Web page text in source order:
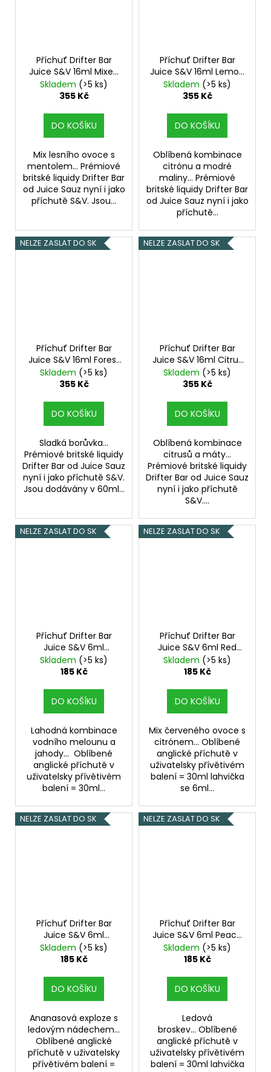
Příchuť Drifter Bar
Juice S&V 16ml Mixed
Berry Menthol
Skladem (>5 ks)
355 Kč
DO KOŠÍKU
Mix lesního ovoce s
mentolem... Prémiové
britské liquidy Drifter Bar
od Juice Sauz nyní i jako
příchutě S&V. Jsou...
Příchuť Drifter Bar
Juice S&V 16ml Lemon
and Blue Raspberry
Skladem (>5 ks)
355 Kč
DO KOŠÍKU
Oblíbená kombinace
citrónu a modré
maliny... Prémiové
britské liquidy Drifter Bar
od Juice Sauz nyní i jako
příchutě...
NELZE ZASLAT DO SK
Příchuť Drifter Bar
Juice S&V 16ml Forest
Blueberry
Skladem (>5 ks)
355 Kč
DO KOŠÍKU
Sladká borůvka...
Prémiové britské liquidy
Drifter Bar od Juice Sauz
nyní i jako příchutě S&V.
Jsou dodávány v 60ml...
NELZE ZASLAT DO SK
Příchuť Drifter Bar
Juice S&V 16ml Citrus
Mint
Skladem (>5 ks)
355 Kč
DO KOŠÍKU
Oblíbená kombinace
citrusů a máty...
Prémiové britské liquidy
Drifter Bar od Juice Sauz
nyní i jako příchutě
S&V....
NELZE ZASLAT DO SK
Příchuť Drifter Bar
Juice S&V 6ml
Watermelon
Strawberry
Skladem (>5 ks)
185 Kč
DO KOŠÍKU
Lahodná kombinace
vodního melounu a
jahody... Oblíbené
anglické příchutě v
uživatelsky přívětivém
balení = 30ml...
NELZE ZASLAT DO SK
Příchuť Drifter Bar
Juice S&V 6ml Red
Berry and Lemon
Skladem (>5 ks)
185 Kč
DO KOŠÍKU
Mix červeného ovoce s
citrónem... Oblíbené
anglické příchutě v
uživatelsky přívětivém
balení = 30ml lahvička
se 6ml...
NELZE ZASLAT DO SK
Příchuť Drifter Bar
Juice S&V 6ml
Pineapple Ice
Skladem (>5 ks)
185 Kč
DO KOŠÍKU
Ananasová exploze s
ledovým nádechem...
Oblíbené anglické
příchutě v uživatelsky
přívětivém balení =
NELZE ZASLAT DO SK
Příchuť Drifter Bar
Juice S&V 6ml Peach
Ice
Skladem (>5 ks)
185 Kč
DO KOŠÍKU
Ledová
broskev... Oblíbené
anglické příchutě v
uživatelsky přívětivém
balení = 30ml lahvička